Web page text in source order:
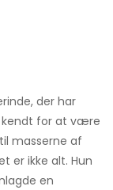
der har
kendt for at være
masserne af
er ikke alt. Hun
en